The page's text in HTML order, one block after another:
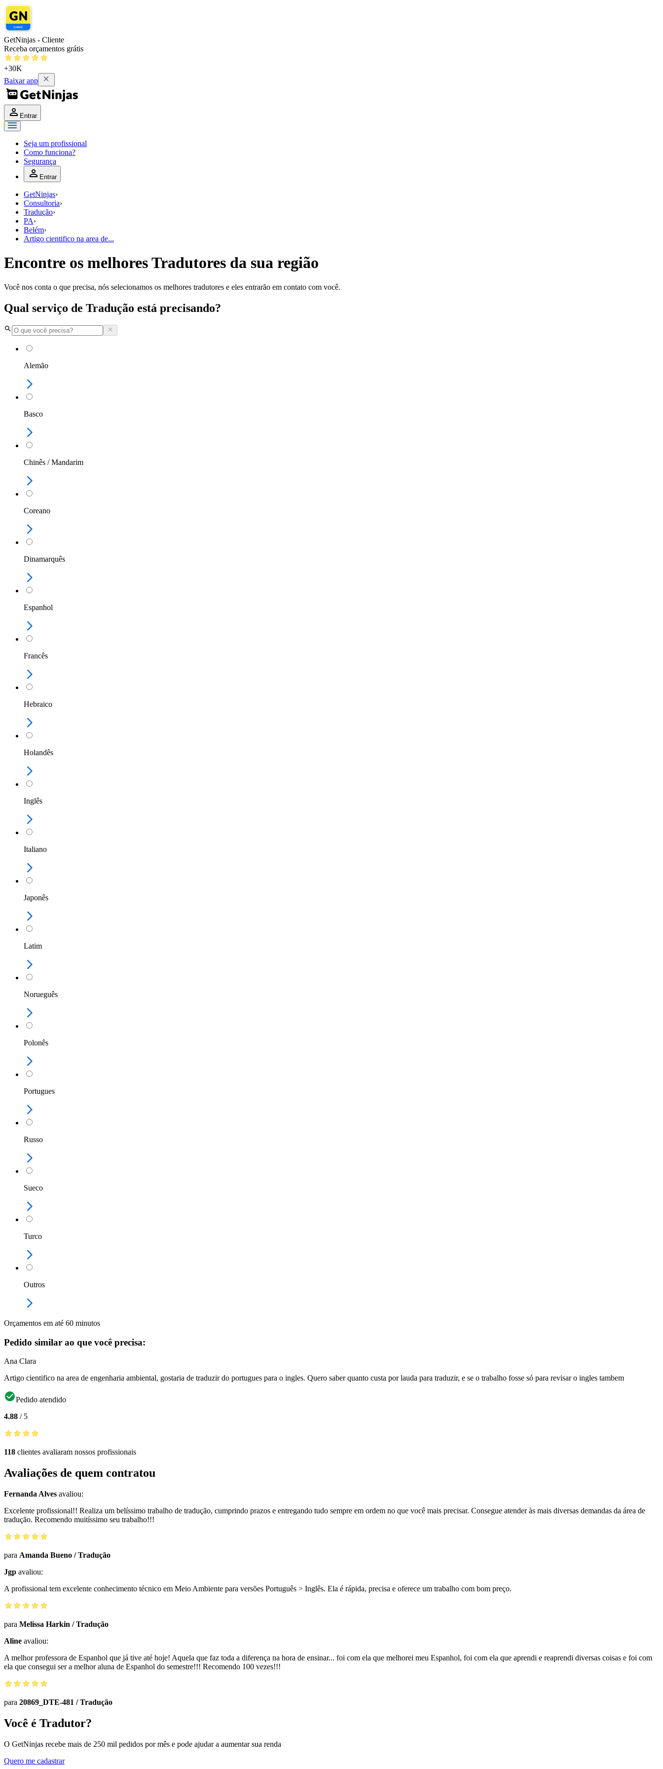
GetNinjas - Cliente
Receba orçamentos grátis
+30K
Baixar app
Entrar
Seja um profissional
Como funciona?
Segurança
Entrar
GetNinjas›
Consultoria›
Tradução›
PA›
Belém›
Artigo cientifico na area de...
Encontre os melhores Tradutores da sua região
Você nos conta o que precisa, nós selecionamos os melhores tradutores e eles entrarão em contato com você.
Qual serviço de Tradução está precisando?
Alemão
Basco
Chinês / Mandarim
Coreano
Dinamarquês
Espanhol
Francês
Hebraico
Holandês
Inglês
Italiano
Japonês
Latim
Norueguês
Polonês
Portugues
Russo
Sueco
Turco
Outros
Orçamentos em até 60 minutos
Pedido similar ao que você precisa:
Ana Clara
Artigo cientifico na area de engenharia ambiental, gostaria de traduzir do portugues para o ingles. Quero saber quanto custa por lauda para traduzir, e se o trabalho fosse só para revisar o ingles tambem
Pedido atendido
4.88 / 5
118 clientes avaliaram nossos profissionais
Avaliações de quem contratou
Fernanda Alves avaliou:
Excelente profissional!! Realiza um belíssimo trabalho de tradução, cumprindo prazos e entregando tudo sempre em ordem no que você mais precisar. Consegue atender às mais diversas demandas da área de
tradução. Recomendo muitíssimo seu trabalho!!!
para Amanda Bueno /Tradução
Jgp avaliou:
A profissional tem excelente conhecimento técnico em Meio Ambiente para versões Português > Inglês. Ela é rápida, precisa e oferece um trabalho com bom preço.
para Melissa Harkin /Tradução
Aline avaliou:
A melhor professora de Espanhol que já tive até hoje! Aquela que faz toda a diferença na hora de ensinar... foi com ela que melhorei meu Espanhol, foi com ela que aprendi e reaprendi diversas coisas e foi com
ela que consegui ser a melhor aluna de Espanhol do semestre!!! Recomendo 100 vezes!!!
para 20869_DTE-481 /Tradução
Você é Tradutor?
O GetNinjas recebe mais de 250 mil pedidos por mês e pode ajudar a aumentar sua renda
Quero me cadastrar